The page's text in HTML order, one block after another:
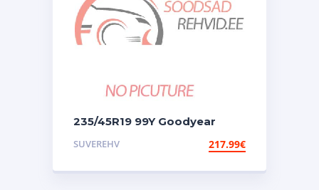
235/45R19 99Y Goodyear
SUVEREHV 217.99€